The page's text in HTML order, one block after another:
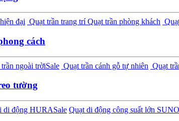
đại Quạt trần trang tríQuạt trần phòng khách
cách
ngoài trờiSale Quạt trần cánh gỗ tự nhiên Quạt
tường
di động HURASale Quạt di động công suất lớn